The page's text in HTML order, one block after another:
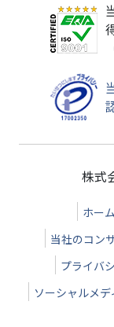
株式
ホーム
当社のコン
プライバ
ソーシャルメ